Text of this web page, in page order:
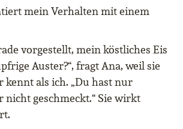
mein Verhalten mit einem
vorgestellt, mein köstliches Eis
Auster?“, fragt Ana, weil sie
kennt als ich. „Du hast nur
nicht geschmeckt.“ Sie wirkt